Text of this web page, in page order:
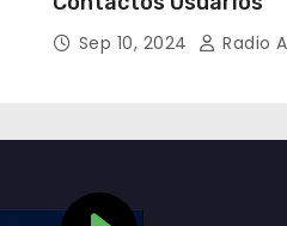
Sep 10, 2024 Radio